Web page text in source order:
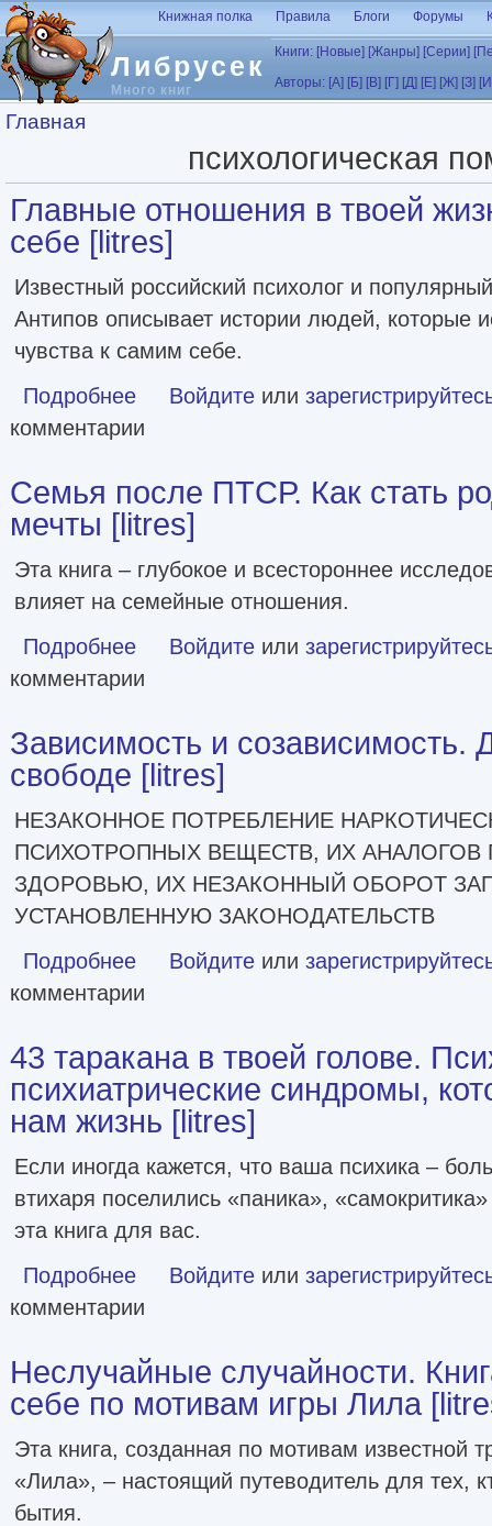
Перейти к основному содержанию
Либрусек
Много книг
Книжная полка Правила Блоги Форумы
Книги: [Новые] [Жанры] [Серии]
Авторы: [А] [Б] [В] [Г] [Д] [Е] [Ж] [З]
Вы здесь
Главная
психологическая
Главные отношения в твоей
себе [litres]
Известный российский психолог и
Антипов описывает истории людей, которые
чувства к самим себе.
Подробнее о Главные отношения в твоей жизни. Любовь к себе
Войдите или
комментарии
Семья после ПТСР. Как стать
мечты [litres]
Эта книга – глубокое и всестороннее
влияет на семейные отношения.
Подробнее о Семья после ПТСР. Как стать родителем своей мечты
Войдите или
комментарии
Зависимость и созависимость.
свободе [litres]
НЕЗАКОННОЕ ПОТРЕБЛЕНИЕ
ПСИХОТРОПНЫХ ВЕЩЕСТВ, ИХ АНАЛОГОВ
ЗДОРОВЬЮ, ИХ НЕЗАКОННЫЙ ОБОРОТ
УСТАНОВЛЕННУЮ ЗАКОНОДАТЕЛЬСТВ
Подробнее о Зависимость и созависимость. Диалог на пути к
Войдите или
комментарии
43 таракана в твоей голове.
психиатрические синдромы,
нам жизнь [litres]
Если иногда кажется, что ваша психика –
втихаря поселились «паника»,
эта книга для вас.
Подробнее о 43 таракана в твоей голове. Психологические и
Войдите или
комментарии
Неслучайные случайности.
себе по мотивам игры Лила
Эта книга, созданная по мотивам известной
«Лила», – настоящий путеводитель для тех,
бытия.